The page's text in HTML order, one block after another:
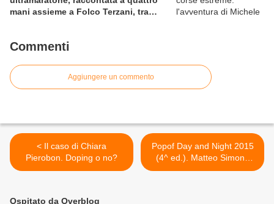
mani assieme a Folco Terzani, tra
Commenti
Aggiungere un commento
< Il caso di Chiara
Pierobon. Doping o no?
Popof Day and Night 2015
(4^ ed.). Matteo Simone
intervista Filippo Poponesi,
Ospitato da Overblog